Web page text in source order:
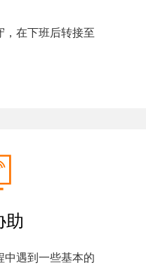
，在下班后转接至
助
中遇到一些基本的